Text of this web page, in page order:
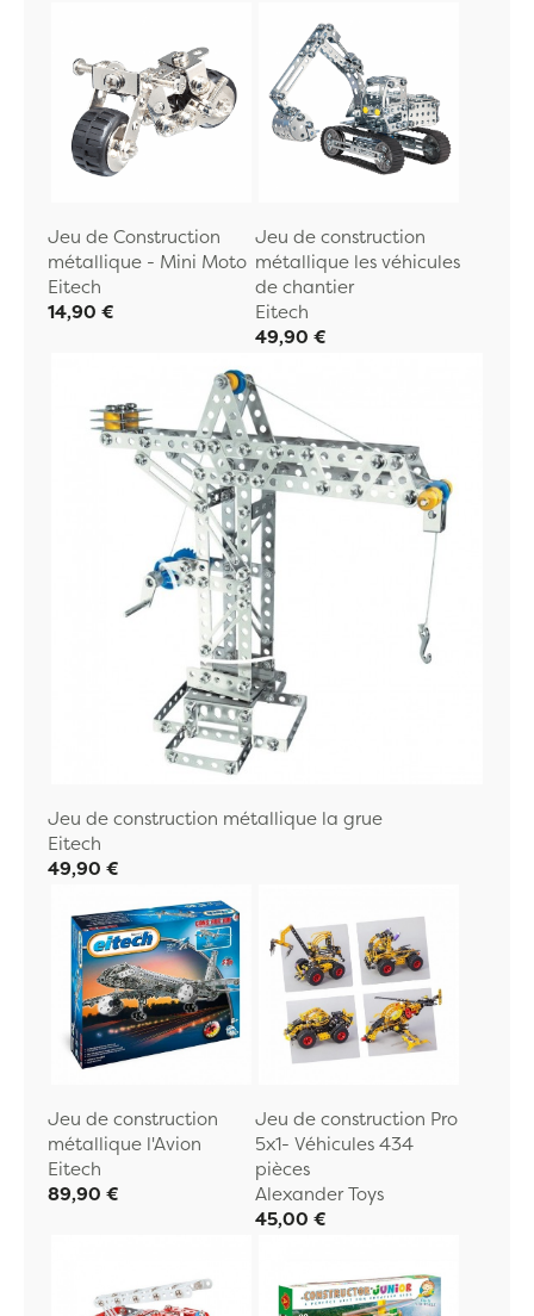
Jeu de Construction
métallique - Mini Moto
Eitech
14,90 €
Jeu de construction
métallique les véhicules
de chantier
Eitech
49,90 €
Jeu de construction métallique la grue
Eitech
49,90 €
Jeu de construction
métallique l'Avion
Eitech
89,90 €
Jeu de construction Pro
5x1- Véhicules 434
pièces
Alexander Toys
45,00 €